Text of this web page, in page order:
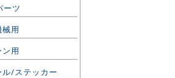
ーツ
用
用
ル/ステッカー